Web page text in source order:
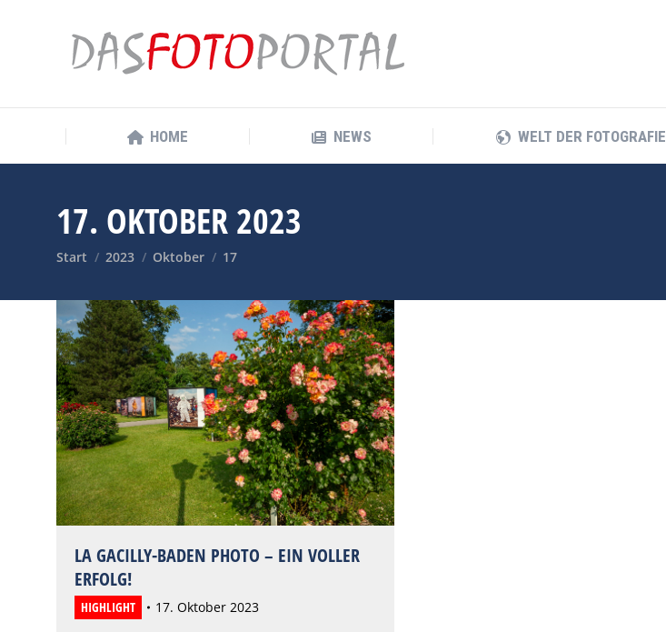
HOME NEWS WELT DER FOTOGRAFIE
17. OKTOBER 2023
Sie befinden sich hier:
Start 2023 Oktober 17
LA GACILLY-BADEN PHOTO – EIN VOLLER
ERFOLG!
HIGHLIGHT 17. Oktober 2023
HOME NEWS